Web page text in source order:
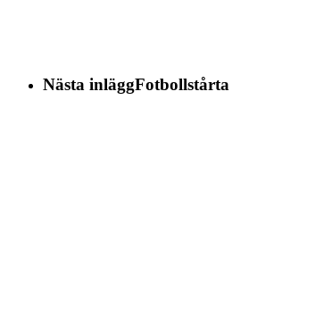
Nästa inläggFotbollstårta